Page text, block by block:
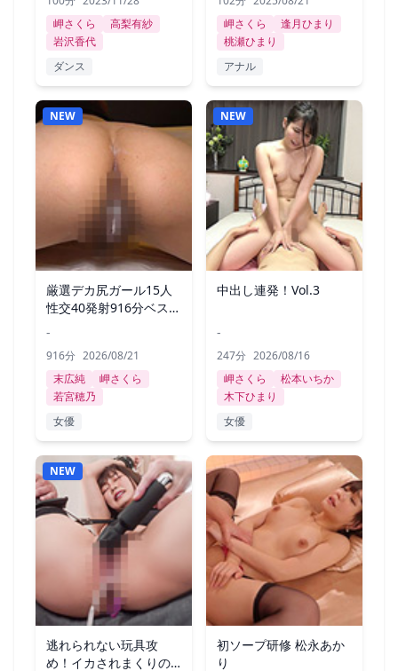
岬さくら
高梨有紗
岩沢香代
ダンス
岬さくら
逢月ひまり
桃瀬ひまり
アナル
NEW
厳選デカ尻ガール15人
性交40発射916分ベス
-
916分 2026/08/21
末広純
岬さくら
若宮穂乃
女優
NEW
中出し連発！Vol.3
-
247分 2026/08/16
岬さくら
松本いちか
木下ひまり
女優
NEW
逃れられない玩具攻
め！イカされまくりの4
初ソープ研修 松永あか
り